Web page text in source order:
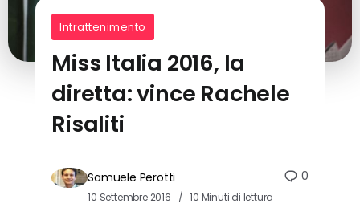
Intrattenimento
Miss Italia 2016, la
diretta: vince Rachele
Risaliti
Samuele Perotti
10 Settembre 2016 10 Minuti di lettura
0